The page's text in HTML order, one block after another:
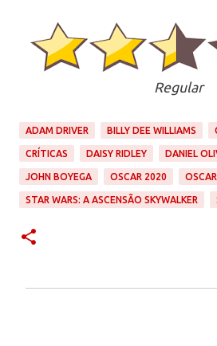
Regular
ADAM DRIVER BILLY DEE WILLIAMS
CRÍTICAS DAISY RIDLEY DANIEL
JOHN BOYEGA OSCAR 2020
STAR WARS: A ASCENSÃO SKYWALKER